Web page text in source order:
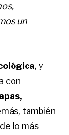
un
, y
con
también
lo más